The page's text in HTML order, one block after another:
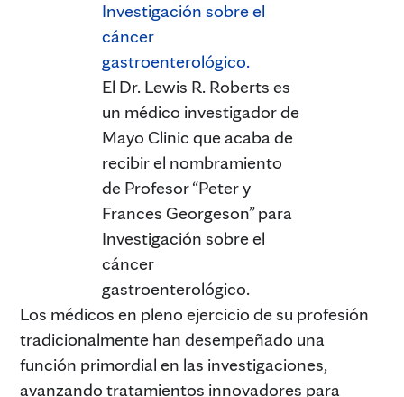
El Dr. Lewis R. Roberts es
un médico investigador de
Mayo Clinic que acaba de
recibir el nombramiento
de Profesor “Peter y
Frances Georgeson” para
Investigación sobre el
cáncer
gastroenterológico.
Los médicos en pleno ejercicio de su profesión
tradicionalmente han desempeñado una
función primordial en las investigaciones,
avanzando tratamientos innovadores para